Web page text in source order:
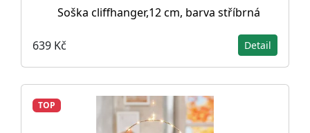
Soška cliffhanger,12 cm, barva stříbrná
639 Kč Detail
TOP